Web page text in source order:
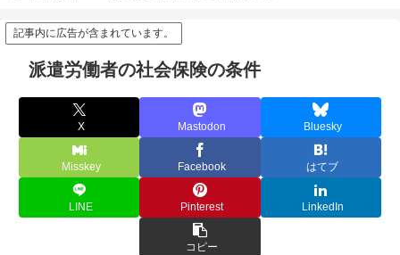
記事内に広告が含まれています。
派遣労働者の社会保険の条件
X Mastodon Bluesky
Misskey Facebook はてブ
LINE Pinterest LinkedIn
コピー